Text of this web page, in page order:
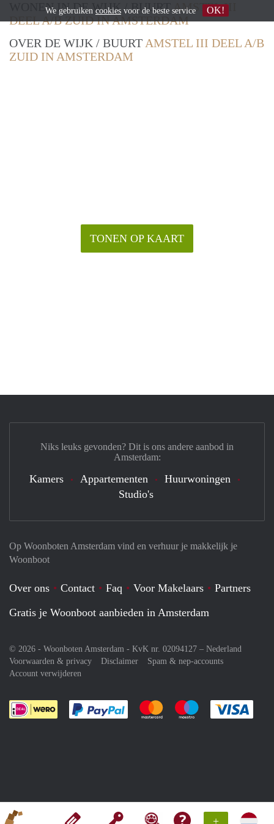
+
WONEN IN DE WIJK / BUURTAMSTEL III
DEEL A/B ZUID IN AMSTERDAM
OVER DE WIJK / BUURT AMSTEL III DEEL A/B
ZUID IN AMSTERDAM
TONEN OP KAART
Op Woonboten Amsterdam vind en verhuur je makkelijk je
Woonboot
Over ons Contact Faq Voor Makelaars
Partners
Gratis je Woonboot aanbieden in Amsterdam
© 2026 - Woonboten Amsterdam - KvK nr. 02094127 – Nederland
Voorwaarden & privacy
Disclaimer
Spam & nep-accounts
Account verwijderen
Je rekent gemakkelijk af met Paypal
Je rekent gemakkelijk af met
Je rekent
Niks leuks gevonden? Dit is ons andere aanbod in
Amsterdam:
Kamers Appartementen
Huurwoningen
Studio's
We gebruiken cookies voor de beste service OK!